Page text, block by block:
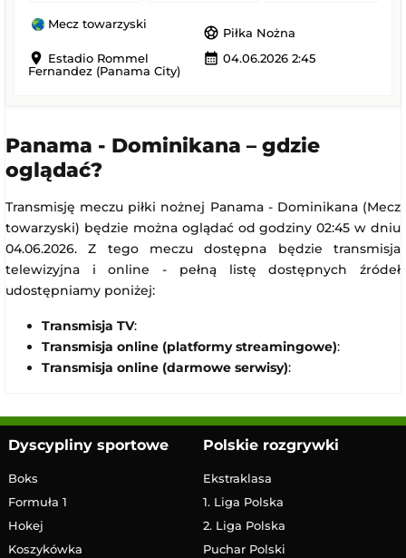
Mecz towarzyski
sports_soccer Piłka Nożna
location_on Estadio Rommel
Fernandez (Panama City)
calendar_month 04.06.2026 2:45
Panama - Dominikana – gdzie
oglądać?
Transmisję meczu piłki nożnej Panama - Dominikana (Mecz
towarzyski) będzie można oglądać od godziny 02:45 w dniu
04.06.2026. Z tego meczu dostępna będzie transmisja
telewizyjna i online - pełną listę dostępnych źródeł
udostępniamy poniżej:
Transmisja TV:
Transmisja online (platformy streamingowe):
Transmisja online (darmowe serwisy):
Dyscypliny sportowe
Boks
Formuła 1
Hokej
Koszykówka
Polskie rozgrywki
Ekstraklasa
1. Liga Polska
2. Liga Polska
Puchar Polski